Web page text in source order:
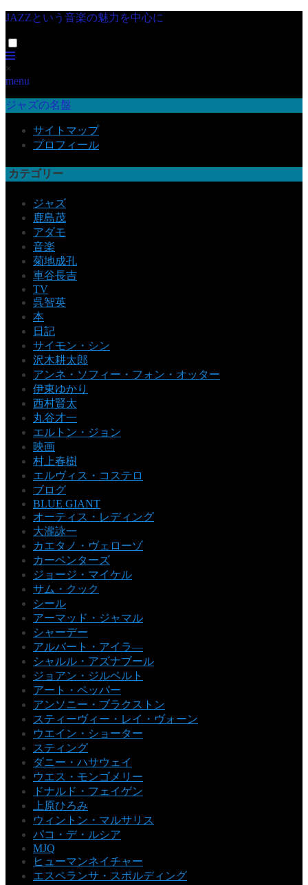
JAZZという音楽の魅力を中心に
×
menu
ジャズの名盤
サイトマップ
プロフィール
カテゴリー
ジャズ
鹿島茂
アダモ
音楽
菊地成孔
車谷長吉
TV
呉智英
本
日記
サイモン・シン
沢木耕太郎
アンネ・ソフィー・フォン・オッター
伊東ゆかり
西村賢太
丸谷才一
エルトン・ジョン
映画
村上春樹
エルヴィス・コステロ
ブログ
BLUE GIANT
オーティス・レディング
大瀧詠一
カエタノ・ヴェローゾ
カーペンターズ
ジョージ・マイケル
サム・クック
シール
アーマッド・ジャマル
シャーデー
アルバート・アイラ―
シャルル・アズナブール
ジョアン・ジルベルト
アート・ペッパー
アンソニー・ブラクストン
スティーヴィー・レイ・ヴォーン
ウエイン・ショーター
スティング
ダニー・ハサウェイ
ウエス・モンゴメリー
ドナルド・フェイゲン
上原ひろみ
ウィントン・マルサリス
パコ・デ・ルシア
MJQ
ヒューマンネイチャー
エスペランサ・スポルディング